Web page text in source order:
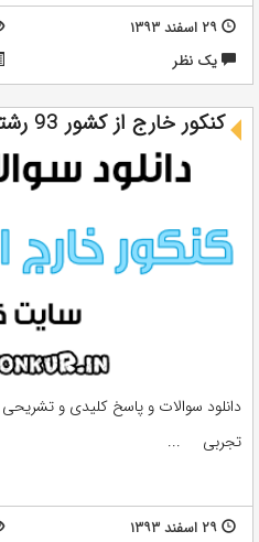
۲۹ اسفند ۱۳۹۳
يک نظر
کنکور خارج از کشور 93 رشته تجربی
تجربی ...
۲۹ اسفند ۱۳۹۳